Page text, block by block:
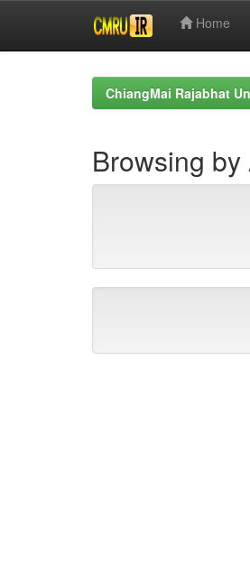
Home
ChiangMai Rajabhat
Browsing